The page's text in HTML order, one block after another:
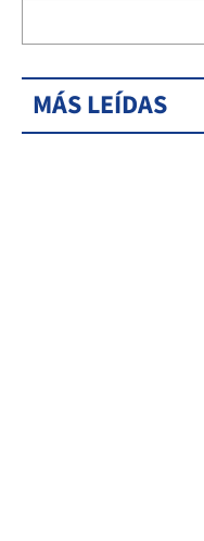
MÁS LEÍDAS